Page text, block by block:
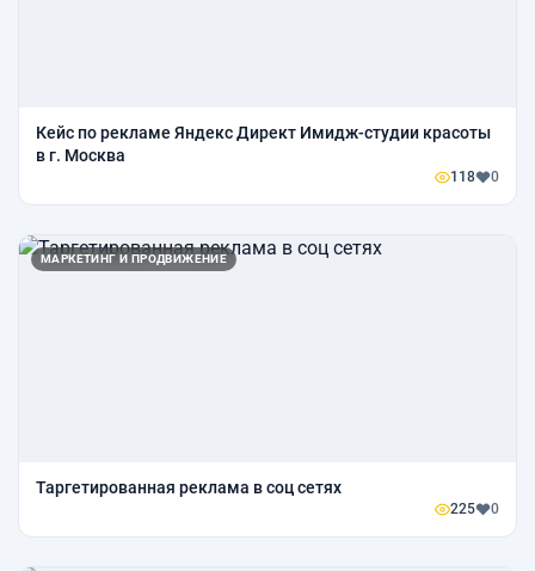
Кейс по рекламе Яндекс Директ Имидж-студии красоты
в г. Москва
118 0
МАРКЕТИНГ И ПРОДВИЖЕНИЕ
Таргетированная реклама в соц сетях
225 0